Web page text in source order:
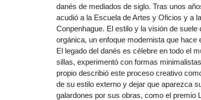
danés de mediados de siglo. Tras unos
acudió a la Escuela de Artes y Oficios y a
Conpenhague. El estilo y la visión de
orgánica, un enfoque modernista que hace
El legado del danés es célebre en todo el
sillas, experimentó con formas
propio describió este proceso creativo
de su estilo externo y dejar que aparezca
galardones por sus obras, como el premio